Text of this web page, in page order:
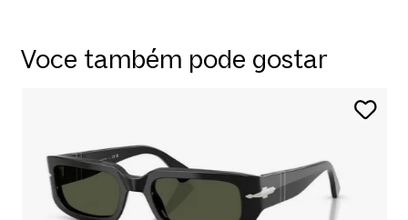
Voce também pode gostar